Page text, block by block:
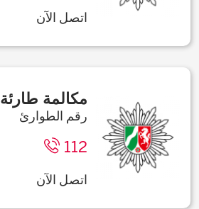
اتصل الآن
مكالمة طارئة
رقم الطوارئ
112
اتصل الآن